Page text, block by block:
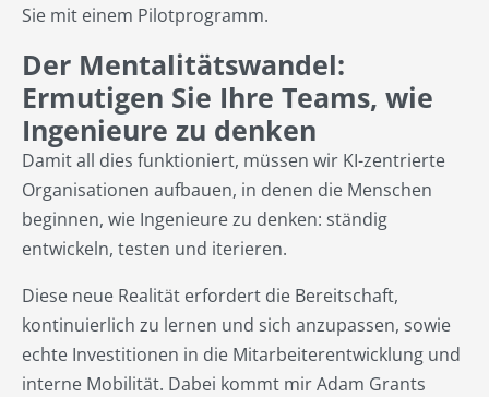
Sie mit einem Pilotprogramm.
Der Mentalitätswandel:
Ermutigen Sie Ihre Teams, wie
Ingenieure zu denken
Damit all dies funktioniert, müssen wir KI-zentrierte
Organisationen aufbauen, in denen die Menschen
beginnen, wie Ingenieure zu denken: ständig
entwickeln, testen und iterieren.
Diese neue Realität erfordert die Bereitschaft,
kontinuierlich zu lernen und sich anzupassen, sowie
echte Investitionen in die Mitarbeiterentwicklung und
interne Mobilität. Dabei kommt mir Adam Grants